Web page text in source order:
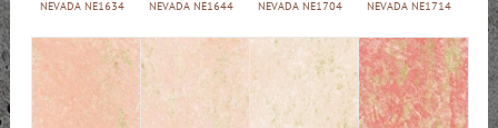
NEVADA NE1634
NEVADA NE1644
NEVADA NE1704
NEVADA NE1714